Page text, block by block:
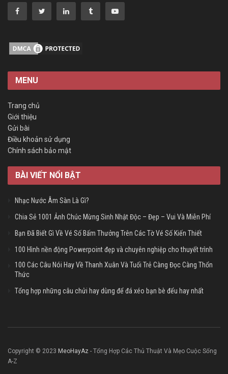
MENU
Trang chủ
Giới thiệu
Gửi bài
Điều khoản sử dụng
Chính sách bảo mật
BÀI VIẾT NỔI BẬT
Nhạc Nước Âm Sàn Là Gì?
Chia Sẻ 1001 Ảnh Chúc Mừng Sinh Nhật Độc – Đẹp – Vui Và Miễn Phí
Bạn Đã Biết Gì Về Vé Số Bấm Thưởng Trên Các Tờ Vé Số Kiến Thiết
100 Hình nền động Powerpoint đẹp và chuyên nghiệp cho thuyết trình
100 Các Câu Nói Hay Về Thanh Xuân Và Tuổi Trẻ Càng Đọc Càng Thổn
Thức
Tổng hợp những câu chửi hay dùng để đá xéo bạn bè đểu hay nhất
Copyright © 2023 MeoHayAz - Tổng Hợp Các Thủ Thuật Và Mẹo Cuộc Sống
A-Z